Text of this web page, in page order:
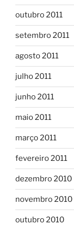
outubro 2011
setembro 2011
agosto 2011
julho 2011
junho 2011
maio 2011
março 2011
fevereiro 2011
dezembro 2010
novembro 2010
outubro 2010